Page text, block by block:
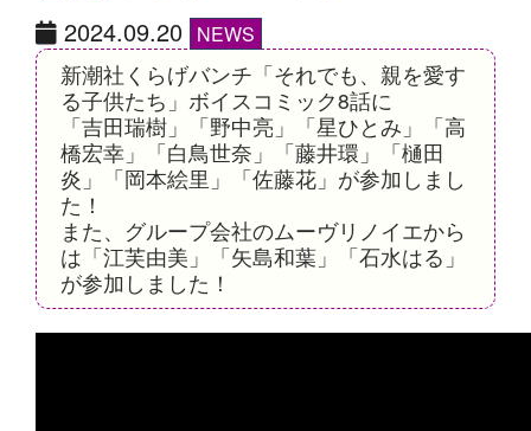
2024.09.20 NEWS
新潮社くらげバンチ「それでも、親を愛す
る子供たち」ボイスコミック8話に
「吉田瑞樹」「野中亮」「星ひとみ」「高
橋宏幸」「白鳥世奈」「藤井環」「樋田
炎」「岡本絵里」「佐藤花」が参加しまし
た！
また、グループ会社のムーヴリノイエから
は「江芙由美」「矢島和葉」「石水はる」
が参加しました！